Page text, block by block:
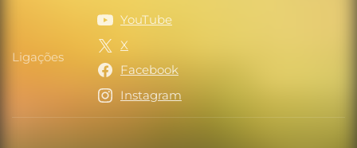
Ligações Ligações
YouTube
X
Facebook
Instagram